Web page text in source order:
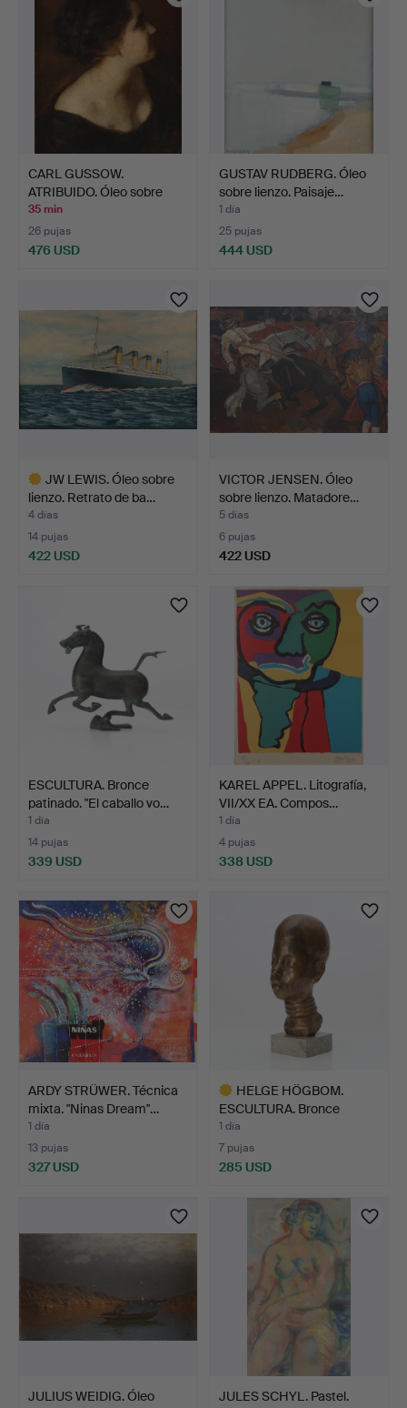
CARL GUSSOW.
ATRIBUIDO. Óleo sobre
tabla. …
35 min
26 pujas
476 USD
GUSTAV RUDBERG. Óleo
sobre lienzo. Paisaje…
1 día
25 pujas
444 USD
JW LEWIS. Óleo sobre
lienzo. Retrato de ba…
4 días
14 pujas
422 USD
VICTOR JENSEN. Óleo
sobre lienzo. Matadore…
5 días
6 pujas
422 USD
ESCULTURA. Bronce
patinado. "El caballo vo…
1 día
14 pujas
339 USD
KAREL APPEL. Litografía,
VII/XX EA. Compos…
1 día
4 pujas
338 USD
ARDY STRÜWER. Técnica
mixta. "Ninas Dream"…
1 día
13 pujas
327 USD
HELGE HÖGBOM.
ESCULTURA. Bronce
patinado s…
1 día
7 pujas
285 USD
seleccionado
JULIUS WEIDIG. Óleo
JULES SCHYL. Pastel.